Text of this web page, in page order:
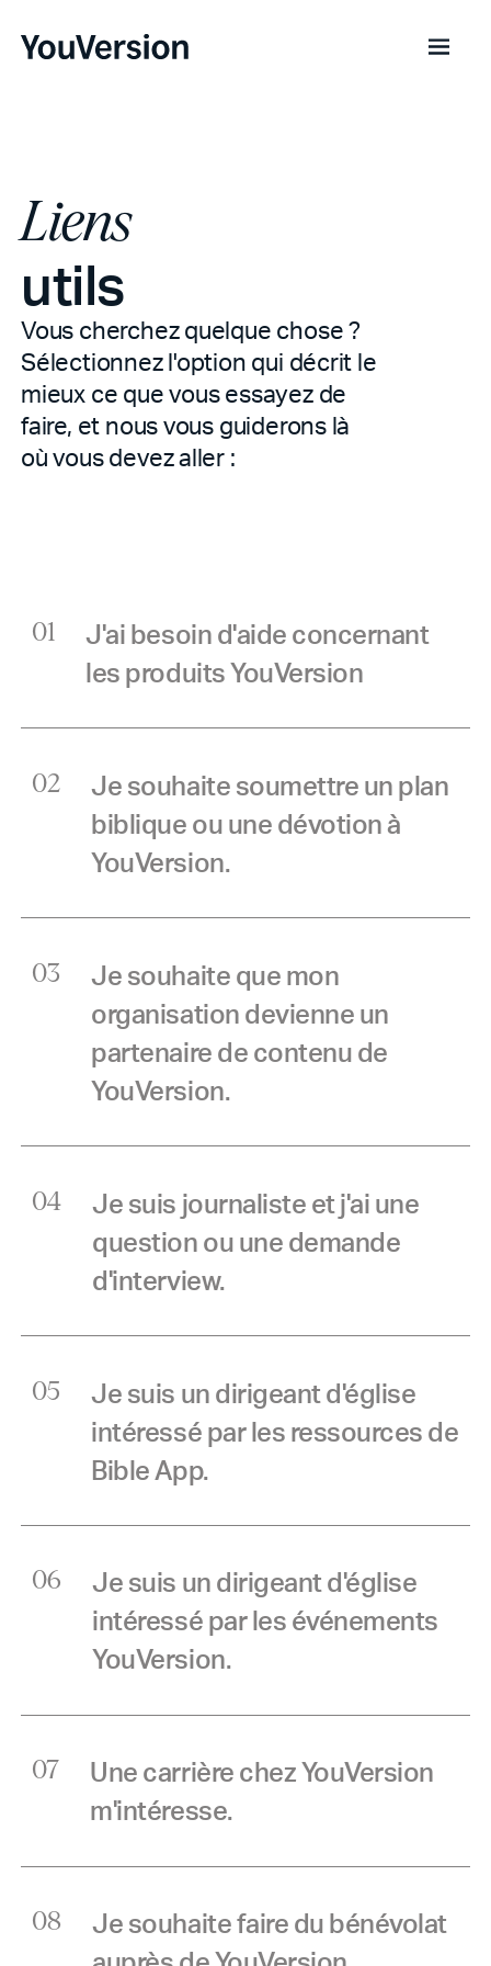
Liens
utils
Vous cherchez quelque chose ?
Sélectionnez l'option qui décrit le
mieux ce que vous essayez de
faire, et nous vous guiderons là
où vous devez aller :
01
J'ai besoin d'aide concernant
les produits YouVersion
02
Je souhaite soumettre un plan
biblique ou une dévotion à
YouVersion.
03
Je souhaite que mon
organisation devienne un
partenaire de contenu de
YouVersion.
04
Je suis journaliste et j'ai une
question ou une demande
d'interview.
05
Je suis un dirigeant d'église
intéressé par les ressources de
Bible App.
06
Je suis un dirigeant d'église
intéressé par les événements
YouVersion.
07
Une carrière chez YouVersion
m'intéresse.
08
Je souhaite faire du bénévolat